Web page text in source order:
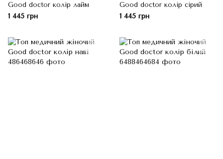
Good doctor колір лайм
1 445 грн
Good doctor колір сірий
1 445 грн